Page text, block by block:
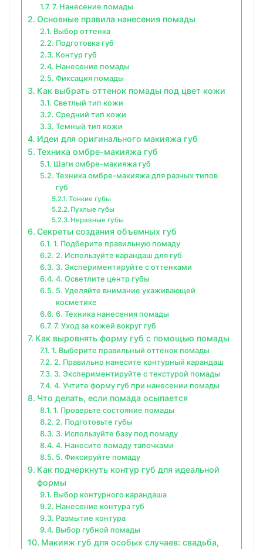
7. Нанесение помады
Основные правила нанесения помады
Выбор оттенка
Подготовка губ
Контур губ
Нанесение помады
Фиксация помады
Как выбрать оттенок помады под цвет кожи
Светлый тип кожи
Средний тип кожи
Темный тип кожи
Идеи для оригинального макияжа губ
Техника омбре-макияжа губ
Шаги омбре-макияжа губ
Техника омбре-макияжа для разных типов
губ
Тонкие губы
Пухлые губы
Неравные губы
Секреты создания объемных губ
1. Подберите правильную помаду
2. Используйте карандаш для губ
3. Экспериментируйте с оттенками
4. Осветлите центр губы
5. Уделяйте внимание ухаживающей
косметике
6. Техника нанесения помады
7. Уход за кожей вокруг губ
Как выровнять форму губ с помощью помады
1. Выберите правильный оттенок помады
2. Правильно нанесите контурный карандаш
3. Экспериментируйте с текстурой помады
4. Учтите форму губ при нанесении помады
Что делать, если помада осыпается
1. Проверьте состояние помады
2. Подготовьте губы
3. Используйте базу под помаду
4. Нанесите помаду тапочками
5. Фиксируйте помаду
Как подчеркнуть контур губ для идеальной
формы
Выбор контурного карандаша
Нанесение контура губ
Размытие контура
Выбор губной помады
Макияж губ для особых случаев: свадьба,